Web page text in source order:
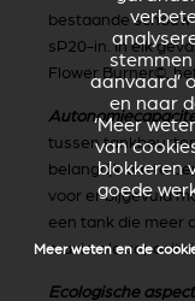
bestaande schouw
sP20-in. In elk
Flower Burner©,
tussen
belangrijk om te
voor er bijgevuld
een tank die meer
maximale
Ecologische
stemmen
aanvaard’
en naar
‘Meer
van
blokkeren
goede
Meer weten en de